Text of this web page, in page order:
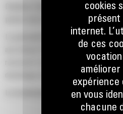
Déplacez des charges importantes
pinces pour la manutention en vrac.
La puissante force de fermeture des
aux temps d'ouverture et de
raccourcir vos temps de cycle et à
davantage de tonnes par heure.
Le localisateur d'équipement PL161
vous permet de trouver votre
cookies
présent
internet.
de ces
expérience
en vous
chacune